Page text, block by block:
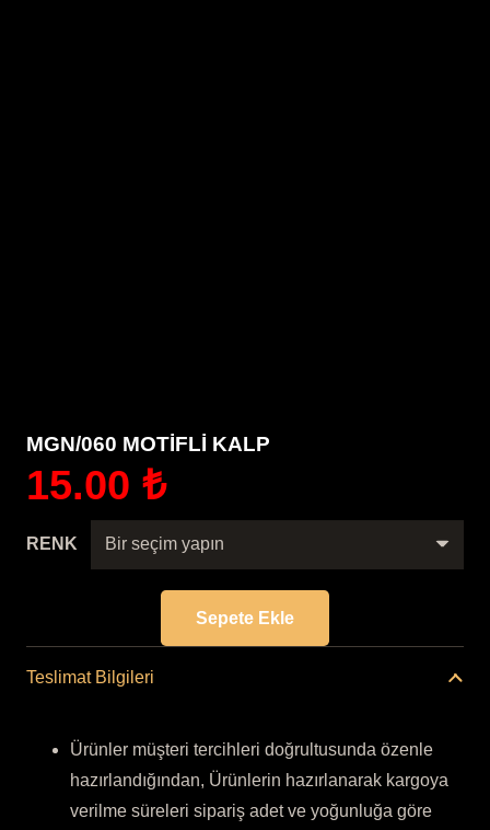
MGN/060 MOTİFLİ KALP
15.00 ₺
RENK
MGN/060
Sepete Ekle
Teslimat Bilgileri
Ürünler müşteri tercihleri doğrultusunda özenle
hazırlandığından, Ürünlerin hazırlanarak kargoya
verilme süreleri sipariş adet ve yoğunluğa göre